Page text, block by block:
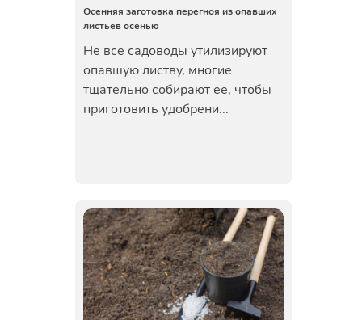
Осенняя заготовка перегноя из опавших
листьев осенью
Не все садоводы утилизируют
опавшую листву, многие
тщательно собирают ее, чтобы
приготовить удобрени...